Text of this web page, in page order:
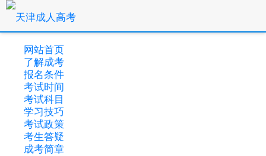
网站首页
了解成考
报名条件
考试时间
考试科目
学习技巧
考试政策
考生答疑
成考简章